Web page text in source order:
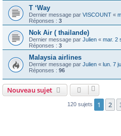
T ‘Way
Dernier message par VISCOUNT «
Réponses : 3
Nok Air ( thailande)
Dernier message par Julien « mar. 2
Réponses : 3
Malaysia airlines
Dernier message par Julien « lun. 7
Réponses : 96
Nouveau sujet
120 sujets 1 2